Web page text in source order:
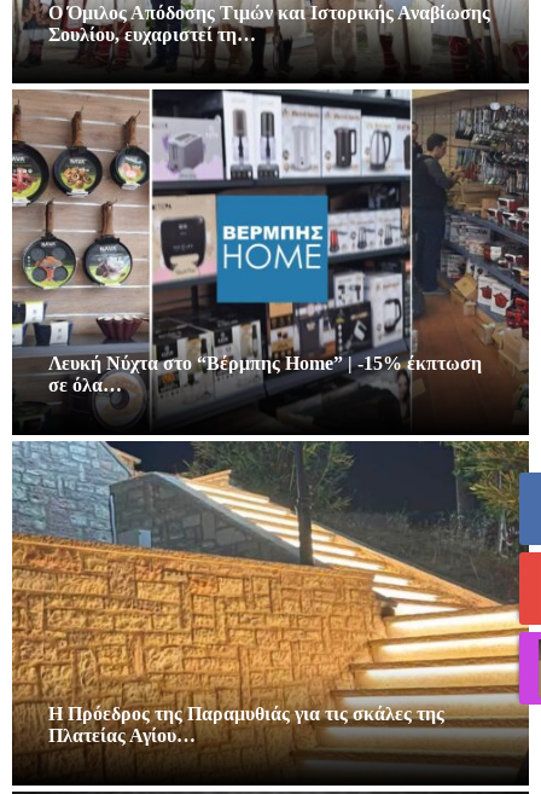
Ο Όμιλος Απόδοσης Τιμών και Ιστορικής Αναβίωσης
Σουλίου, ευχαριστεί τη…
Λευκή Νύχτα στο “Βέρμπης Home” | -15% έκπτωση
σε όλα…
Η Πρόεδρος της Παραμυθιάς για τις σκάλες της
Πλατείας Αγίου…